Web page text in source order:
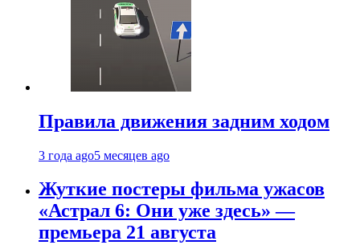
Правила движения задним ходом
3 года ago5 месяцев ago
Жуткие постеры фильма ужасов
«Астрал 6: Они уже здесь» —
премьера 21 августа